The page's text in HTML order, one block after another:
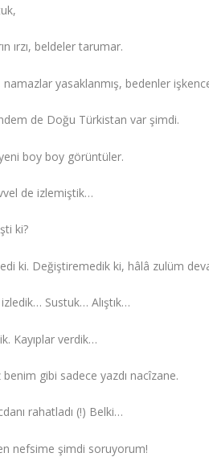
ırzı, beldeler tarumar.
namazlar yasaklanmış, bedenler
de Doğu Türkistan var şimdi.
boy boy görüntüler.
de izlemiştik…
ki?
ki. Değiştiremedik ki, hâlâ zulüm
Sustuk… Alıştık…
Kayıplar verdik…
benim gibi sadece yazdı nacîzane.
rahatladı (!) Belki…
nefsime şimdi soruyorum!